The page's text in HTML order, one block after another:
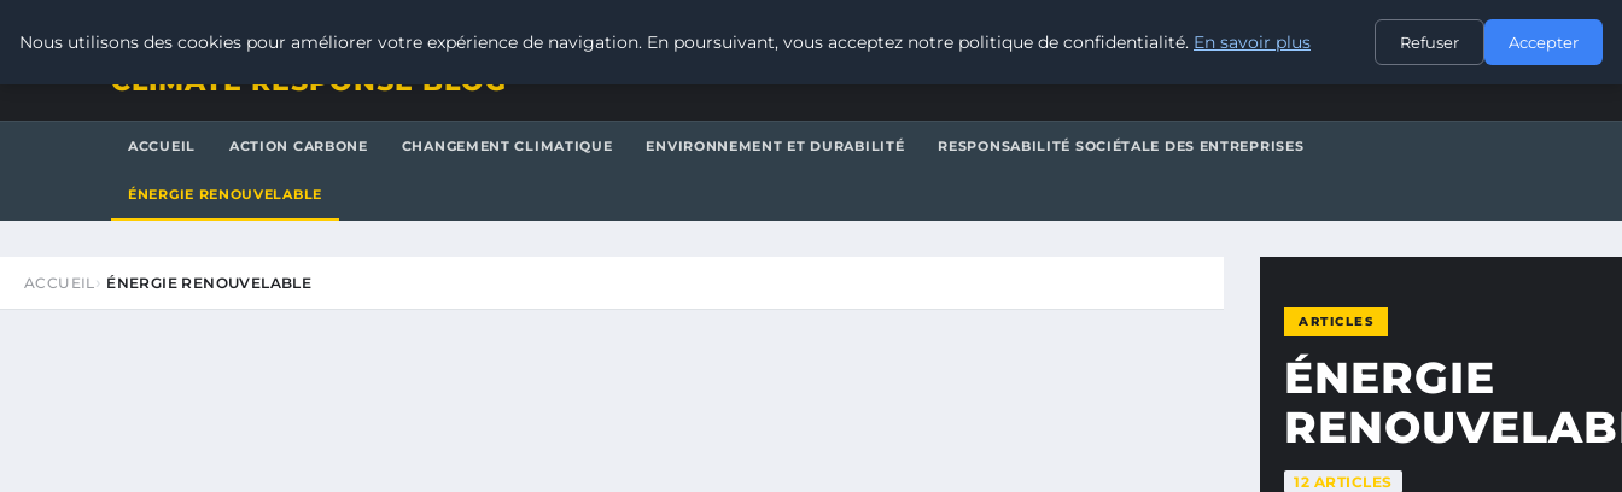
CONTACT
CLIMATE RESPONSE BLOG
ACCUEIL ACTION CARBONE CHANGEMENT CLIMATIQUE ENVIRONNEMENT ET DURABILITÉ RESPONSABILITÉ SOCIÉTALE DES ENTREPRISES
ÉNERGIE RENOUVELABLE
ACCUEIL ÉNERGIE RENOUVELABLE
ARTICLES
ÉNERGIE
12 ARTICLES
Nous utilisons des cookies pour améliorer votre expérience de navigation. En poursuivant, vous acceptez notre politique de confidentialité. En savoir plus Refuser Accepter